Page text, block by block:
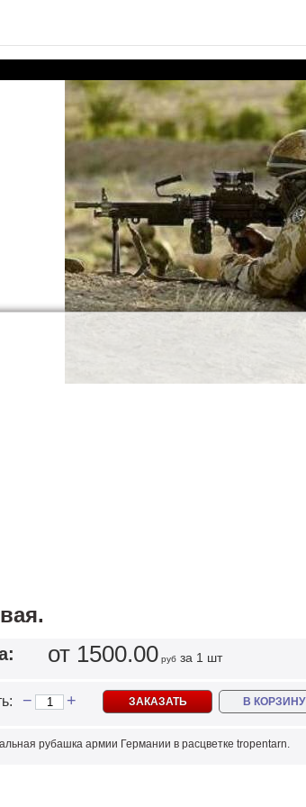
от 1500.00 руб за 1 шт
− + ЗАКАЗАТЬ В КОРЗИНУ
рубашка армии Германии в расцветке tropentarn.